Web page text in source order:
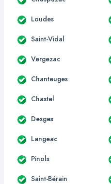
Loudes
Saint-Vidal
Vergezac
Chanteuges
Chastel
Desges
Langeac
Pinols
Saint-Bérain